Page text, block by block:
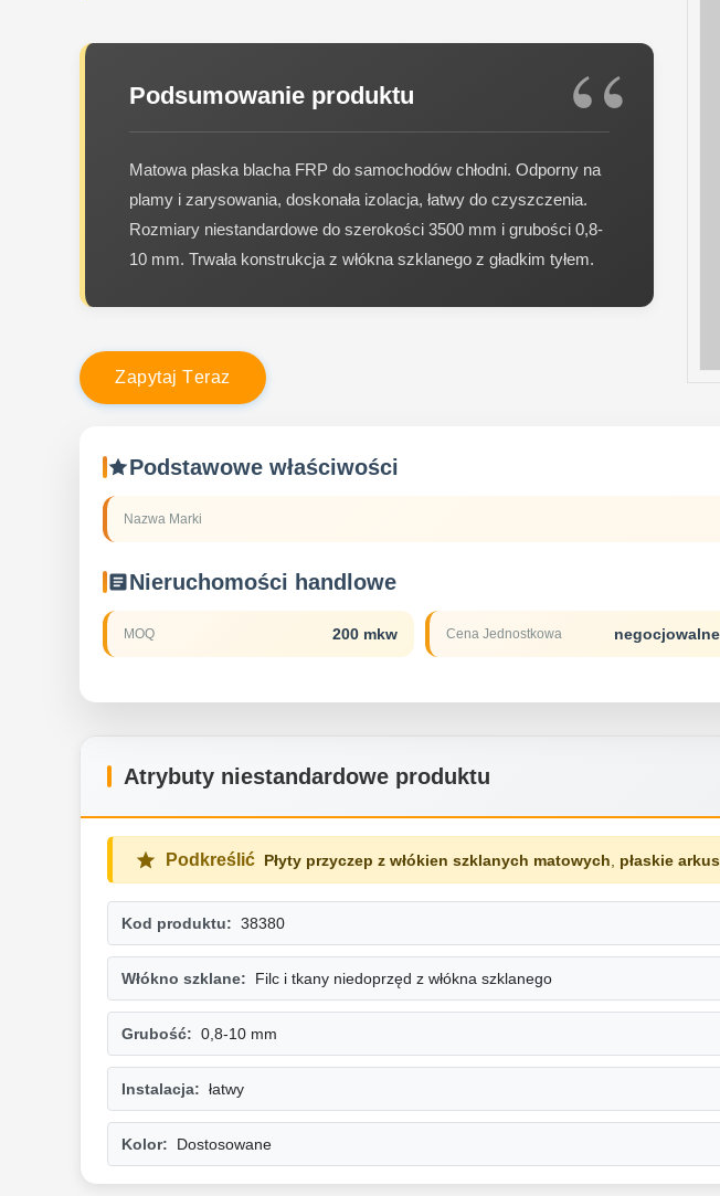
Podsumowanie produktu
Matowa płaska blacha FRP do samochodów chłodni. Odporny na
plamy i zarysowania, doskonała izolacja, łatwy do czyszczenia.
Rozmiary niestandardowe do szerokości 3500 mm i grubości 0,8-
10 mm. Trwała konstrukcja z włókna szklanego z gładkim tyłem.
Zapytaj Teraz
Podstawowe właściwości
Nazwa Marki
Nieruchomości handlowe
MOQ 200 mkw Cena Jednostkowa negocjowalne
Atrybuty niestandardowe produktu
Podkreślić Płyty przyczep z włókien szklanych matowych płaskie
Kod produktu: 38380
Włókno szklane: Filc i tkany niedoprzęd z włókna szklanego
Grubość: 0,8-10 mm
Instalacja: łatwy
Kolor: Dostosowane